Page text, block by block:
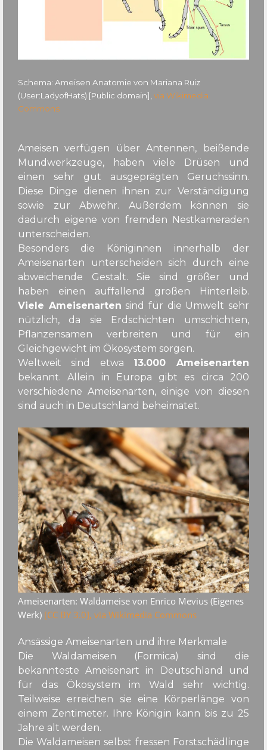
Schema: Ameisen Anatomie von Mariana Ruiz
(User:LadyofHats) [Public domain],via Wikimedia
Commons
Ameisen verfügen über Antennen, beißende
Mundwerkzeuge, haben viele Drüsen und
einen sehr gut ausgeprägten Geruchssinn.
Diese Dinge dienen ihnen zur Verständigung
sowie zur Abwehr. Außerdem können sie
dadurch eigene von fremden Nestkameraden
unterscheiden.
Besonders die Königinnen innerhalb der
Ameisenarten unterscheiden sich durch eine
abweichende Gestalt. Sie sind größer und
haben einen auffallend großen Hinterleib.
Viele Ameisenarten sind für die Umwelt sehr
nützlich, da sie Erdschichten umschichten,
Pflanzensamen verbreiten und für ein
Gleichgewicht im Ökosystem sorgen.
Weltweit sind etwa 13.000 Ameisenarten
bekannt. Allein in Europa gibt es circa 200
verschiedene Ameisenarten, einige von diesen
sind auch in Deutschland beheimatet.
Ameisenarten: Waldameise von Enrico Mevius (Eigenes
Werk) [CC BY 3.0], via Wikimedia Commons
Ansässige Ameisenarten und ihre Merkmale
Die Waldameisen (Formica) sind die
bekannteste Ameisenart in Deutschland und
für das Ökosystem im Wald sehr wichtig.
Teilweise erreichen sie eine Körperlänge von
einem Zentimeter. Ihre Königin kann bis zu 25
Jahre alt werden.
Die Waldameisen selbst fressen Forstschädlinge